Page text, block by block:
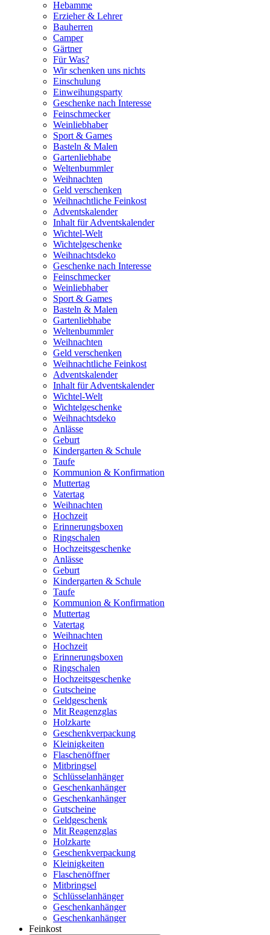
Hebamme
Erzieher & Lehrer
Bauherren
Camper
Gärtner
Für Was?
Wir schenken uns nichts
Einschulung
Einweihungsparty
Geschenke nach Interesse
Feinschmecker
Weinliebhaber
Sport & Games
Basteln & Malen
Gartenliebhabe
Weltenbummler
Weihnachten
Geld verschenken
Weihnachtliche Feinkost
Adventskalender
Inhalt für Adventskalender
Wichtel-Welt
Wichtelgeschenke
Weihnachtsdeko
Geschenke nach Interesse
Feinschmecker
Weinliebhaber
Sport & Games
Basteln & Malen
Gartenliebhabe
Weltenbummler
Weihnachten
Geld verschenken
Weihnachtliche Feinkost
Adventskalender
Inhalt für Adventskalender
Wichtel-Welt
Wichtelgeschenke
Weihnachtsdeko
Anlässe
Geburt
Kindergarten & Schule
Taufe
Kommunion & Konfirmation
Muttertag
Vatertag
Weihnachten
Hochzeit
Erinnerungsboxen
Ringschalen
Hochzeitsgeschenke
Anlässe
Geburt
Kindergarten & Schule
Taufe
Kommunion & Konfirmation
Muttertag
Vatertag
Weihnachten
Hochzeit
Erinnerungsboxen
Ringschalen
Hochzeitsgeschenke
Gutscheine
Geldgeschenk
Mit Reagenzglas
Holzkarte
Geschenkverpackung
Kleinigkeiten
Flaschenöffner
Mitbringsel
Schlüsselanhänger
Geschenkanhänger
Geschenkanhänger
Gutscheine
Geldgeschenk
Mit Reagenzglas
Holzkarte
Geschenkverpackung
Kleinigkeiten
Flaschenöffner
Mitbringsel
Schlüsselanhänger
Geschenkanhänger
Geschenkanhänger
Feinkost